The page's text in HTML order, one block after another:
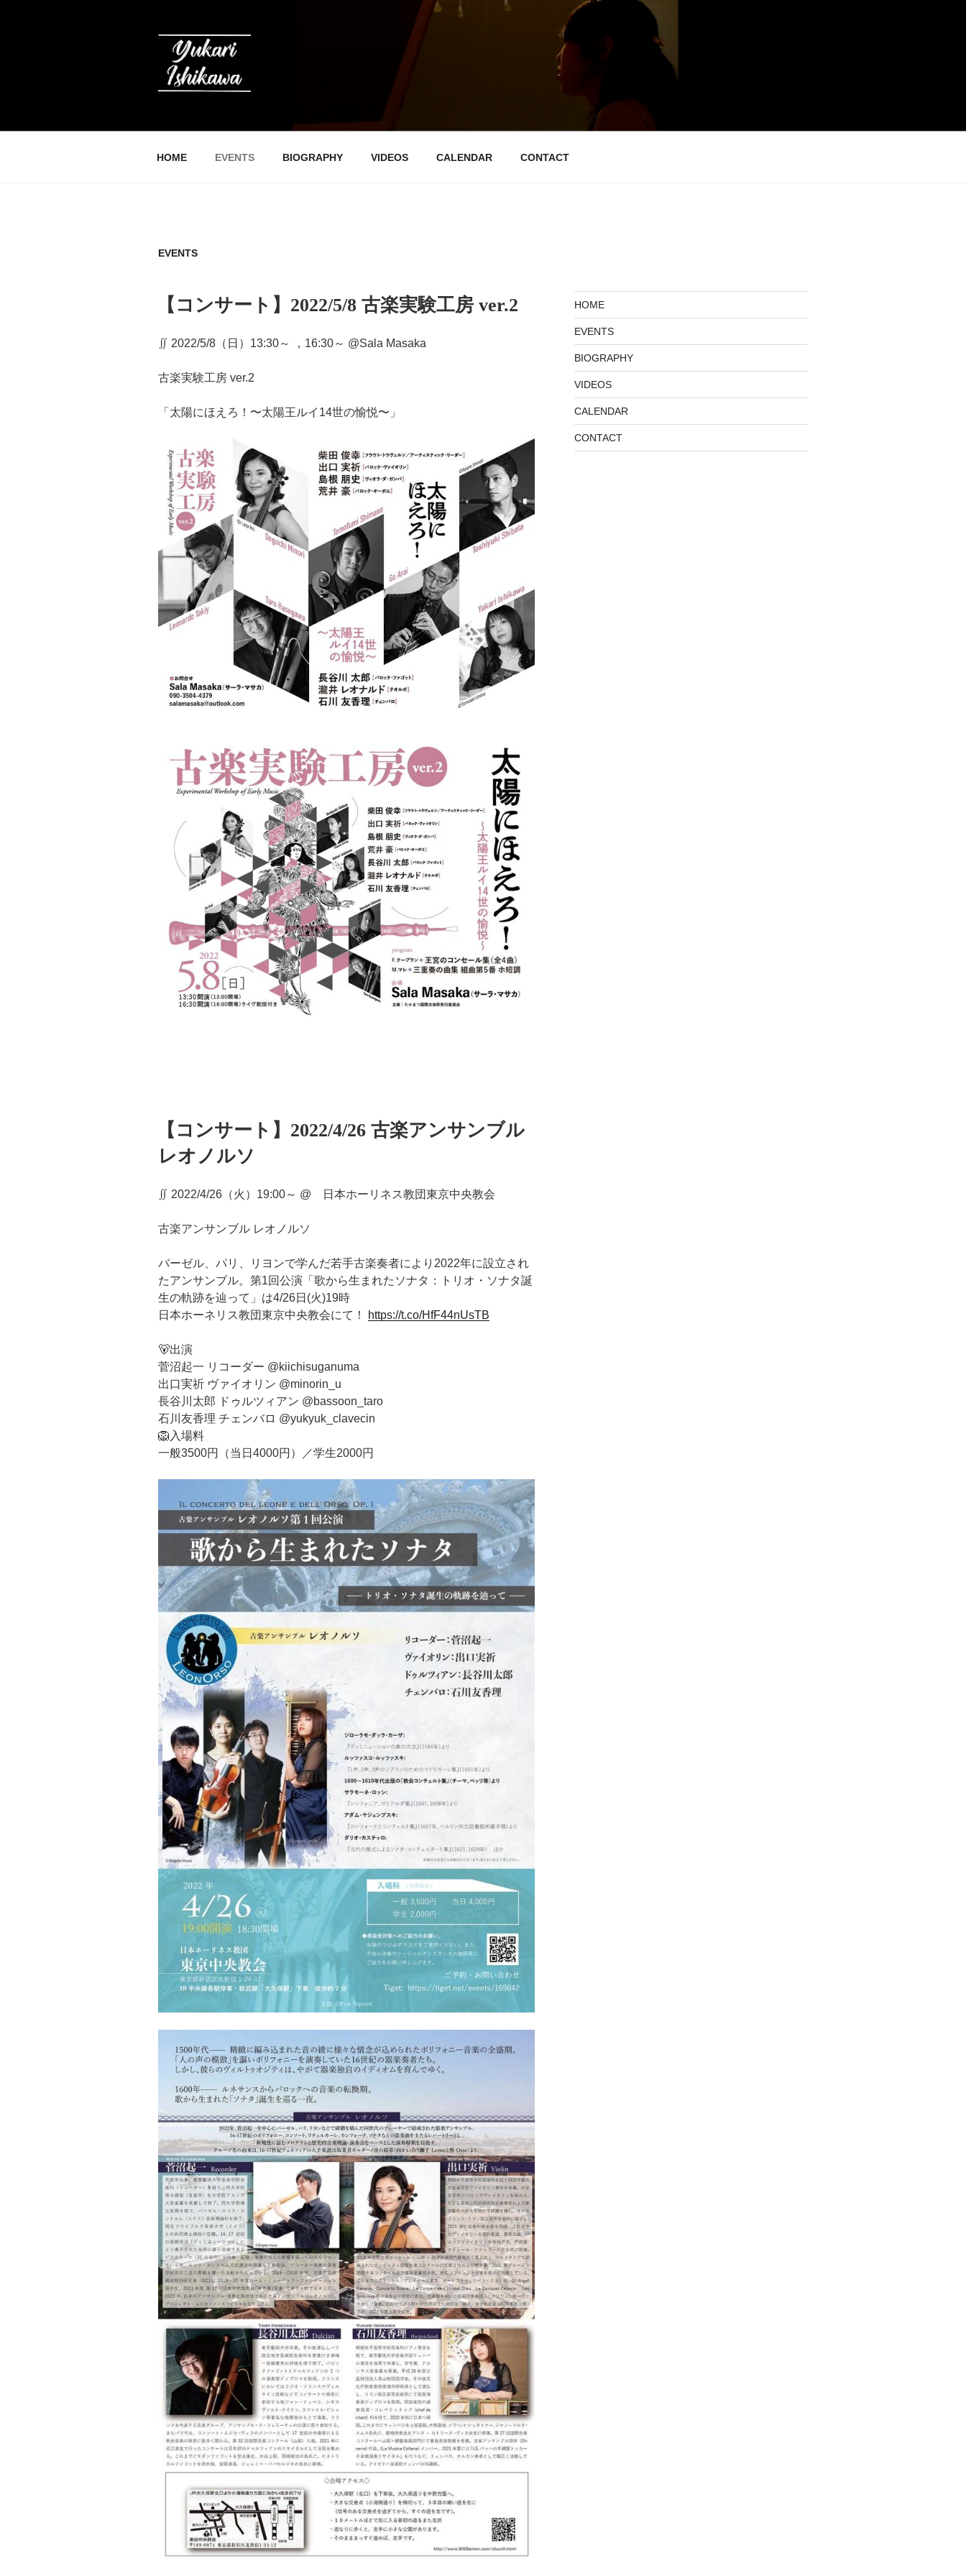
キ
石川友香理の音楽帳
HOME EVENTS BIOGRAPHY VIDEOS CALENDAR CONTACT
EVENTS
【コンサート】2022/5/8 古楽実験工房 ver.2
∬ 2022/5/8（日）13:30～ ，16:30～ @Sala Masaka
古楽実験工房 ver.2
「太陽にほえろ！〜太陽王ルイ14世の愉悦〜」
【コンサート】2022/4/26 古楽アンサンブル
レオノルソ
∬ 2022/4/26（火）19:00～ @ 日本ホーリネス教団東京中央教会
古楽アンサンブル レオノルソ
バーゼル、パリ、リヨンで学んだ若手古楽奏者により2022年に設立され
たアンサンブル。第1回公演「歌から生まれたソナタ：トリオ・ソナタ誕
生の軌跡を辿って」は4/26日(火)19時
日本ホーネリス教団東京中央教会にて！
https://t.co/HfF44nUsTB
🐻出演
菅沼起一 リコーダー @kiichisuganuma
出口実祈 ヴァイオリン @minorin_u
長谷川太郎 ドゥルツィアン @bassoon_taro
石川友香理 チェンバロ @yukyuk_clavecin
🦁入場料
一般3500円（当日4000円）／学生2000円
HOME
EVENTS
BIOGRAPHY
VIDEOS
CALENDAR
CONTACT